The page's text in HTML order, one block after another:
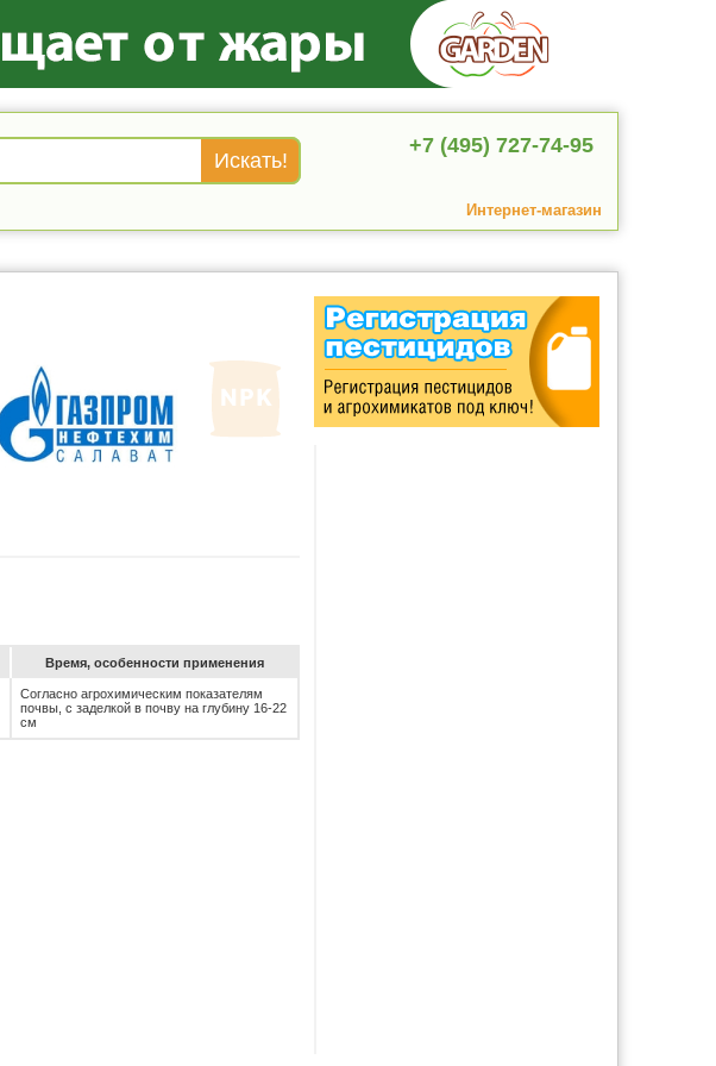
+7 (495) 727-74-95
Интернет-магазин
Вре­мя, особен­ности при­ме­не­ния
Согласно агрохимическим показателям
почвы, с заделкой в почву на глубину 16-22
см